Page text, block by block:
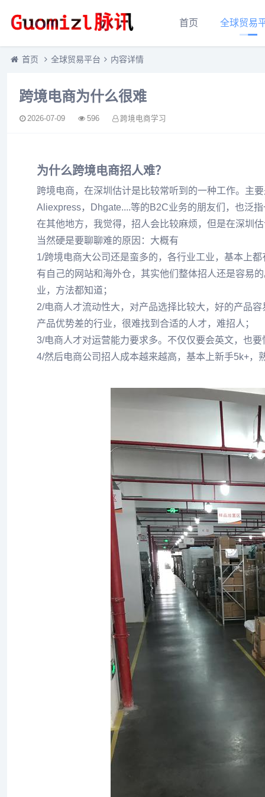
首页 全球贸易
首页 全球贸易平台 内容详情
跨境电商为什么很难
2026-07-09 596 跨境电商学习
为什么跨境电商招人难？
跨境电商，在深圳估计是比较常听到的一种工作。主
Aliexpress，Dhgate....等的B2C业务的朋友们，也泛
在其他地方，我觉得，招人会比较麻烦，但是在深圳
当然硬是要聊聊难的原因：大概有
1/跨境电商大公司还是蛮多的，各行业工业，基本上
有自己的网站和海外仓，其实他们整体招人还是容易
业，方法都知道；
2/电商人才流动性大，对产品选择比较大，好的产品
产品优势差的行业，很难找到合适的人才，难招人；
3/电商人才对运营能力要求多。不仅仅要会英文，也
4/然后电商公司招人成本越来越高，基本上新手5k+